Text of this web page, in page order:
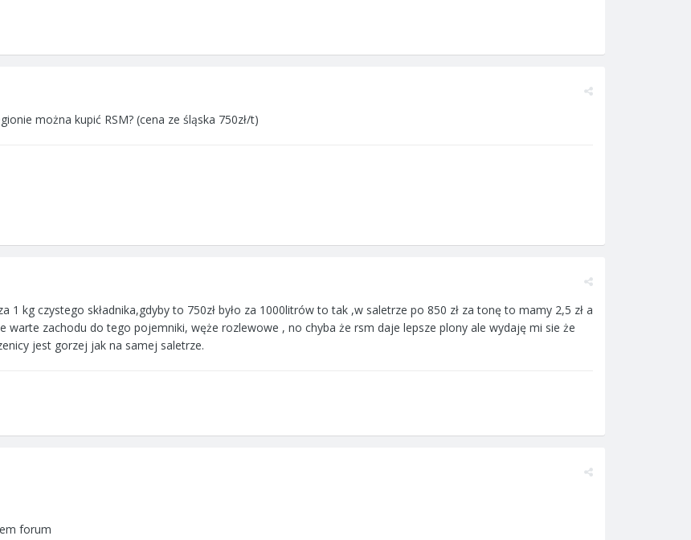
można kupić RSM? (cena ze śląska 750zł/t)
1 kg czystego składnika,gdyby to 750zł było za 1000litrów to tak ,w saletrze po 850 zł za tonę to mamy 2,5 zł a
warte zachodu do tego pojemniki, węże rozlewowe , no chyba że rsm daje lepsze plony ale wydaję mi sie że
jest gorzej jak na samej saletrze.
forum